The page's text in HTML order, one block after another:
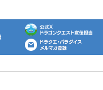
冒険の記録